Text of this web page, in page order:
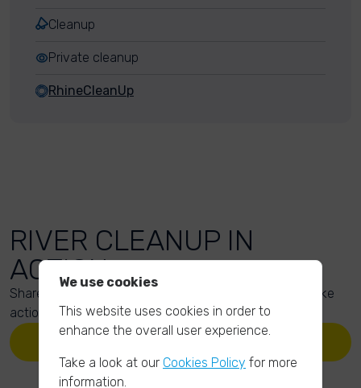
Cleanup
Private cleanup
RhineCleanUp
RIVER CLEANUP IN
ACTION
Share your action photos here and inspire others to take
action too!
UPLOAD YOUR PHOTOS
We use cookies
This website uses cookies in order to
enhance the overall user experience.
Take a look at our Cookies Policy for more
information.